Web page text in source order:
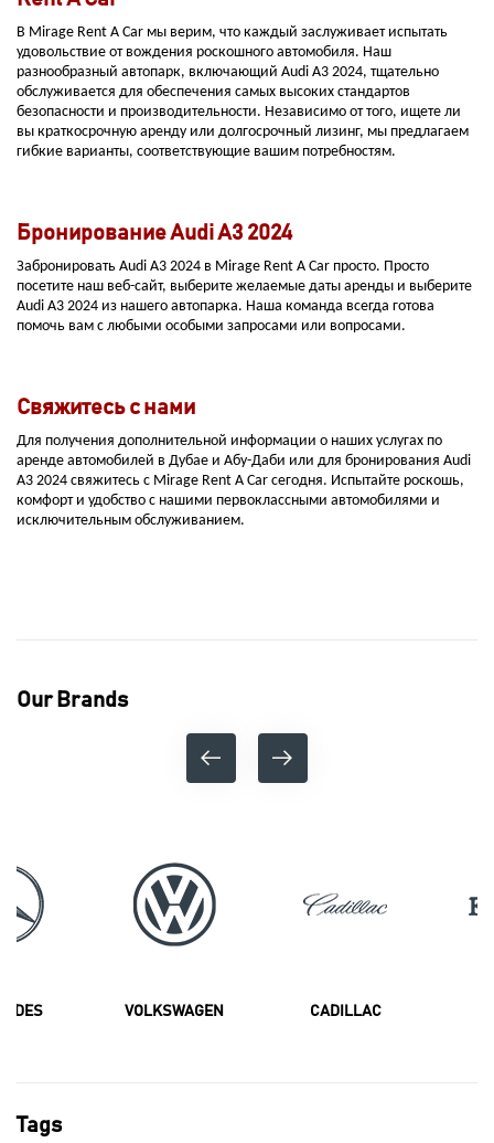
В Mirage Rent A Car мы верим, что каждый заслуживает испытать
удовольствие от вождения роскошного автомобиля. Наш
разнообразный автопарк, включающий Audi A3 2024, тщательно
обслуживается для обеспечения самых высоких стандартов
безопасности и производительности. Независимо от того, ищете ли
вы краткосрочную аренду или долгосрочный лизинг, мы предлагаем
гибкие варианты, соответствующие вашим потребностям.
Бронирование Audi A3 2024
Забронировать Audi A3 2024 в Mirage Rent A Car просто. Просто
посетите наш веб-сайт, выберите желаемые даты аренды и выберите
Audi A3 2024 из нашего автопарка. Наша команда всегда готова
помочь вам с любыми особыми запросами или вопросами.
Свяжитесь с нами
Для получения дополнительной информации о наших услугах по
аренде автомобилей в Дубае и Абу-Даби или для бронирования Audi
A3 2024 свяжитесь с Mirage Rent A Car сегодня. Испытайте роскошь,
комфорт и удобство с нашими первоклассными автомобилями и
исключительным обслуживанием.
Our Brands
VOLKSWAGEN CADILLAC
Tags